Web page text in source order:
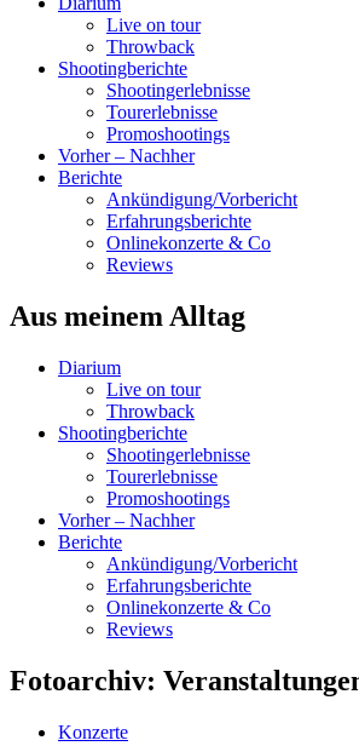
Live on tour
Throwback
Shootingberichte
Shootingerlebnisse
Tourerlebnisse
Promoshootings
Vorher – Nachher
Berichte
Ankündigung/Vorbericht
Erfahrungsberichte
Onlinekonzerte & Co
Reviews
Aus meinem Alltag
Diarium
Live on tour
Throwback
Shootingberichte
Shootingerlebnisse
Tourerlebnisse
Promoshootings
Vorher – Nachher
Berichte
Ankündigung/Vorbericht
Erfahrungsberichte
Onlinekonzerte & Co
Reviews
Fotoarchiv:
Konzerte